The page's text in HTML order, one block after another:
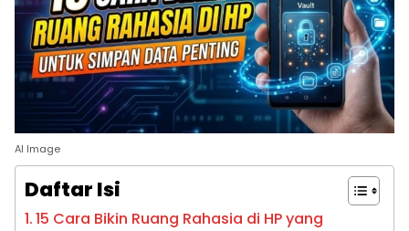
AI Image
Daftar Isi
15 Cara Bikin Ruang Rahasia di HP yang